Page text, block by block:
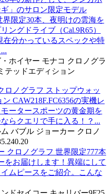
」のサロン限定モデル
界限定30本、夜明けの雲海を
ングドライブ（Cal.9R65）
在分かっているスペックや特
ロノグラフ ストップウォッ
CAW218F.FC6356の実機レ
ータースポーツの黄金期を
らクエリで手に入る！？...
クロノグラフ 世界限定777本
をお届けします！異端にして
ムピースをご紹介。こんな